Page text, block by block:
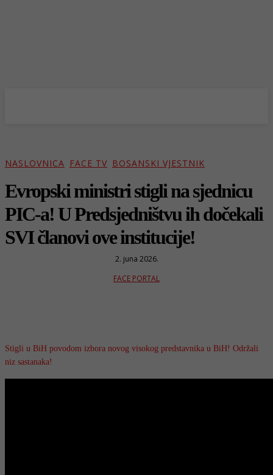
NASLOVNICA FACE TV BOSANSKI VJESTNIK
Evropski ministri stigli na sjednicu
PIC-a! U Predsjedništvu ih dočekali
SVI članovi ove institucije!
2. juna 2026.
FACE PORTAL
Stigli u BiH povodom izbora novog visokog predstavnika u BiH! Održali
niz sastanaka!